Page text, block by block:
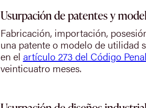
Usurpación de patentes y
Fabricación, importación,
una patente o modelo de utilidad
en el artículo 273 del Código
veinticuatro meses.